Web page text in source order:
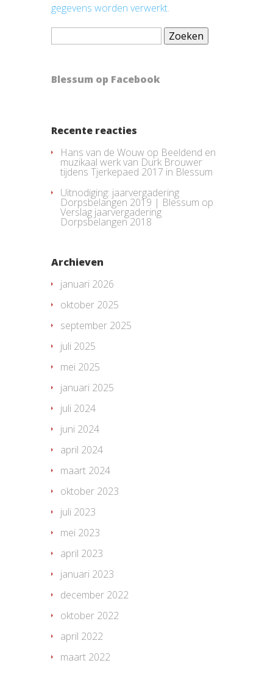
gegevens worden verwerkt.
Zoeken
Blessum op Facebook
Recente reacties
Hans van de Wouw op Beeldend en
muzikaal werk van Durk Brouwer
tijdens Tjerkepaed 2017 in Blessum
Uitnodiging: jaarvergadering
Dorpsbelangen 2019 | Blessum op
Verslag jaarvergadering
Dorpsbelangen 2018
Archieven
januari 2026
oktober 2025
september 2025
juli 2025
mei 2025
januari 2025
juli 2024
juni 2024
april 2024
maart 2024
oktober 2023
juli 2023
mei 2023
april 2023
januari 2023
december 2022
oktober 2022
april 2022
maart 2022